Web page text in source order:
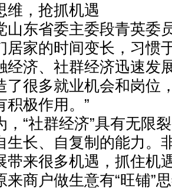
，抢抓机遇
东省委主委段青英委
居家的时间变长，习惯
经济、社群经济迅速发
了很多就业机会和岗位
积极作用。”
社群经济”具有无限裂
生长、自复制的能力。
带来很多机遇，抓住机
来商户做生意有“旺铺”